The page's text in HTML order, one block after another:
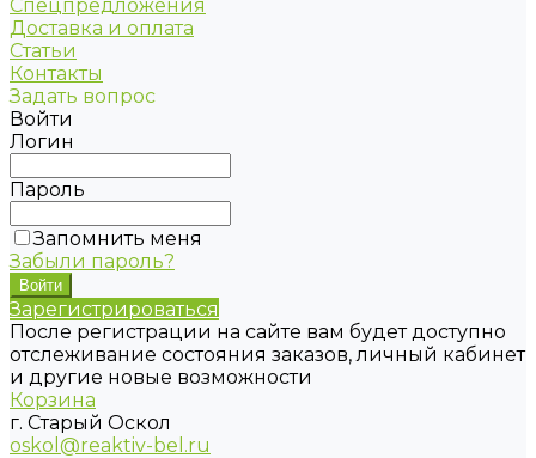
Спецпредложения
Доставка и оплата
Статьи
Контакты
Задать вопрос
Войти
Логин
Пароль
Запомнить меня
Забыли пароль?
Зарегистрироваться
После регистрации на сайте вам будет доступно
отслеживание состояния заказов, личный кабинет
и другие новые возможности
Корзина
г. Старый Оскол
oskol@reaktiv-bel.ru